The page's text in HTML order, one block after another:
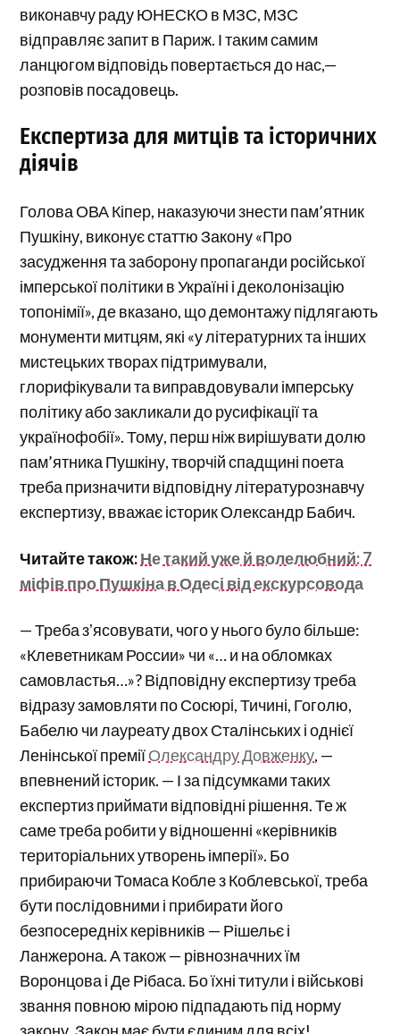
виконавчу раду ЮНЕСКО в МЗС, МЗС
відправляє запит в Париж. І таким самим
ланцюгом відповідь повертається до нас,—
розповів посадовець.
Експертиза для митців та історичних
діячів
Голова ОВА Кіпер, наказуючи знести пам’ятник
Пушкіну, виконує статтю Закону «Про
засудження та заборону пропаганди російської
імперської політики в Україні і деколонізацію
топонімії», де вказано, що демонтажу підлягають
монументи митцям, які «у літературних та інших
мистецьких творах підтримували,
глорифікували та виправдовували імперську
політику або закликали до русифікації та
українофобії». Тому, перш ніж вирішувати долю
пам’ятника Пушкіну, творчій спадщині поета
треба призначити відповідну літературознавчу
експертизу, вважає історик Олександр Бабич.
Читайте також:Не такий уже й волелюбний: 7
міфів про Пушкіна в Одесі від екскурсовода
— Треба зʼясовувати, чого у нього було більше:
«Клеветникам России» чи «… и на обломках
самовластья…»? Відповідну експертизу треба
відразу замовляти по Сосюрі, Тичині, Гоголю,
Бабелю чи лауреату двох Сталінських і однієї
Ленінської преміїОлександру Довженку, —
впевнений історик. — І за підсумками таких
експертиз приймати відповідні рішення. Те ж
саме треба робити у відношенні «керівників
територіальних утворень імперії». Бо
прибираючи Томаса Кобле з Коблевської, треба
бути послідовними і прибирати його
безпосередніх керівників — Рішельє і
Ланжерона. А також — рівнозначних їм
Воронцова і Де Рібаса. Бо їхні титули і військові
звання повною мірою підпадають під норму